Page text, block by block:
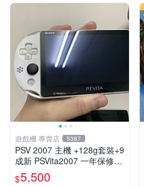
遊戲機 專賣店 5387
PSV 2007 主機 +128g套裝+9
成新 PSVita2007 一年保修
遊戲機 以改 變革
$5,500